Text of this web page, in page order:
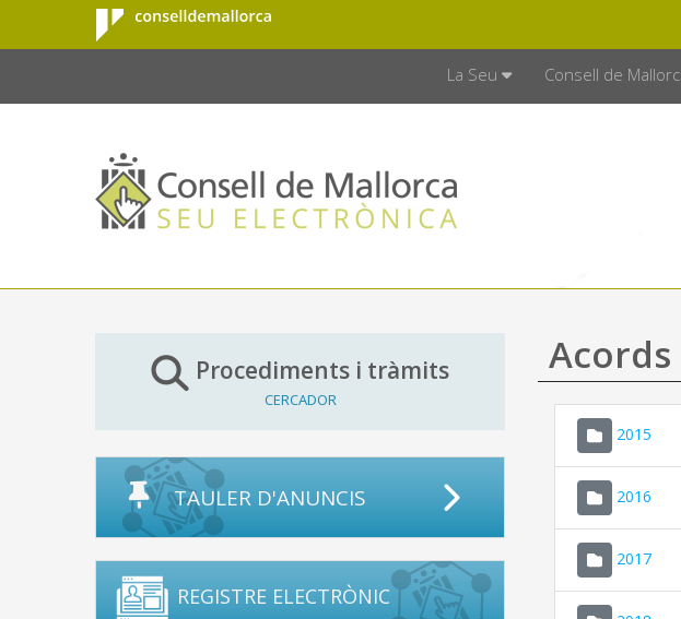
Salta al contingut principal
Consell de
Mallorca
La Seu Consell de
Procediments i tràmits
CERCADOR
TAULER D'ANUNCIS
REGISTRE ELECTRÒNIC
2015
2016
2017